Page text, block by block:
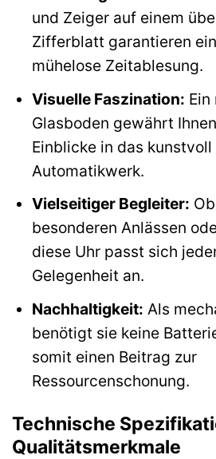
und Zeiger auf einem
Zifferblatt garantieren
mühelose Zeitablesung.
Visuelle Faszination:
Glasboden gewährt
Einblicke in das
Automatikwerk.
Vielseitiger Begleiter:
besonderen Anlässen
diese Uhr passt sich
Gelegenheit an.
Nachhaltigkeit: Als
benötigt sie keine
somit einen Beitrag zur
Ressourcenschonung.
Technische
Qualitätsmerkmale